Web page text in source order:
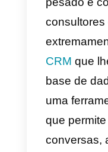
querem
facilitar